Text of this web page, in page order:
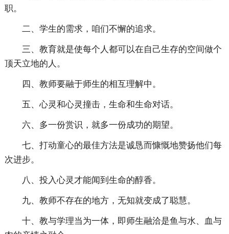
职。
二、学生的需求，咱们不懈的追求。
三、教育就是使每个人都可以在自己生存的空间做个
顶天立地的人。
四、教师要融于师生的相互理解中。
五、心灵和心灵撞击，生命和生命对话。
六、多一份赏识，就多一份成功的期望。
七、打动童心的最佳方法是诚恳而慷慨地赞扬他们每
次进步。
八、投入心灵才能闻到生命的醇香。
九、教师不存在的地方，无知就变成了聪慧。
十、教与学理当为一体，即师生融洽是鱼与水、血与